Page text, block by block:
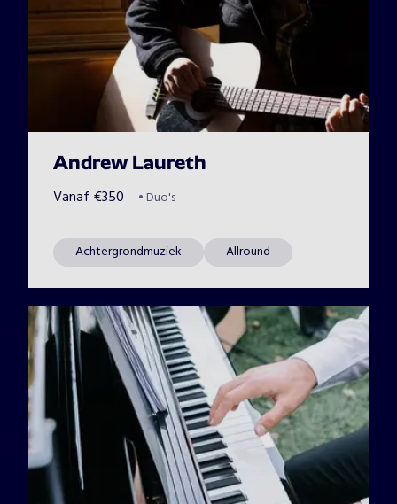
Andrew Laureth
Vanaf €350 • Duo's
Achtergrondmuziek Allround